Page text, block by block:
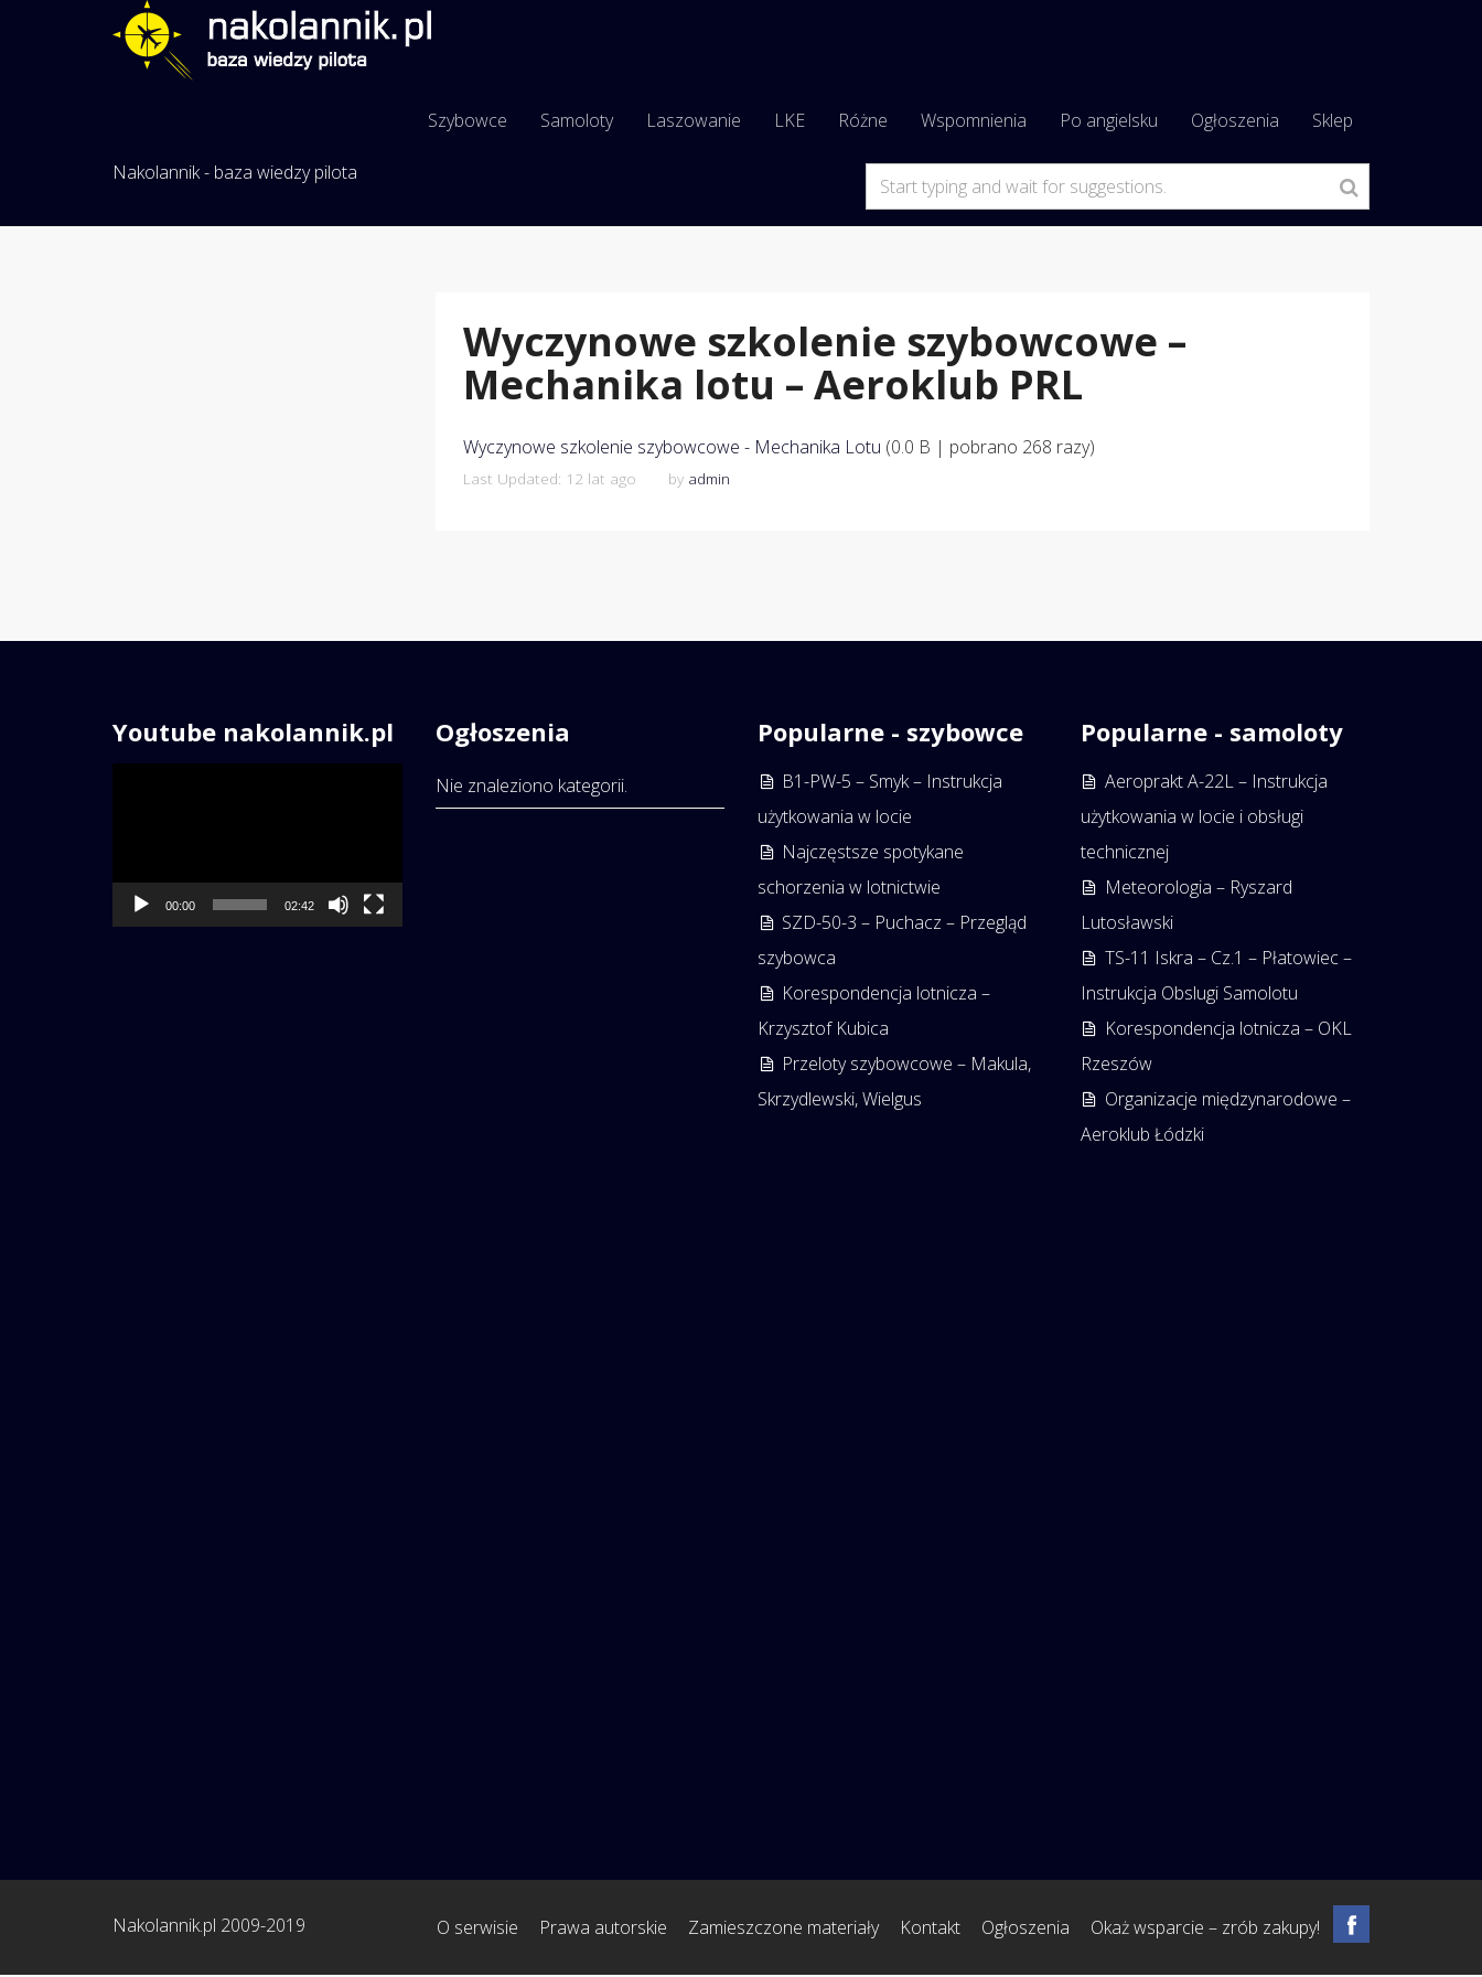
Szybowce Samoloty Laszowanie LKE Różne Wspomnienia Po angielsku Ogłoszenia Sklep
Nakolannik - baza wiedzy pilota
Wyczynowe szkolenie szybowcowe –
Mechanika lotu – Aeroklub PRL
Wyczynowe szkolenie szybowcowe - Mechanika Lotu (0.0 B | pobrano 268 razy)
Last Updated: 12 lat ago by admin
Youtube nakolannik.pl
00:00 02:42
Ogłoszenia
Nie znaleziono kategorii.
Popularne - szybowce
B1-PW-5 – Smyk – Instrukcja
użytkowania w locie
Najczęstsze spotykane
schorzenia w lotnictwie
SZD-50-3 – Puchacz – Przegląd
szybowca
Korespondencja lotnicza –
Krzysztof Kubica
Przeloty szybowcowe – Makula,
Skrzydlewski, Wielgus
Popularne - samoloty
Aeroprakt A-22L – Instrukcja
użytkowania w locie i obsługi
technicznej
Meteorologia – Ryszard
Lutosławski
TS-11 Iskra – Cz.1 – Płatowiec –
Instrukcja Obslugi Samolotu
Korespondencja lotnicza – OKL
Rzeszów
Organizacje międzynarodowe –
Aeroklub Łódzki
O serwisie Prawa autorskie Zamieszczone materiały Kontakt Ogłoszenia Okaż wsparcie – zrób zakupy!
Nakolannik.pl 2009-2019